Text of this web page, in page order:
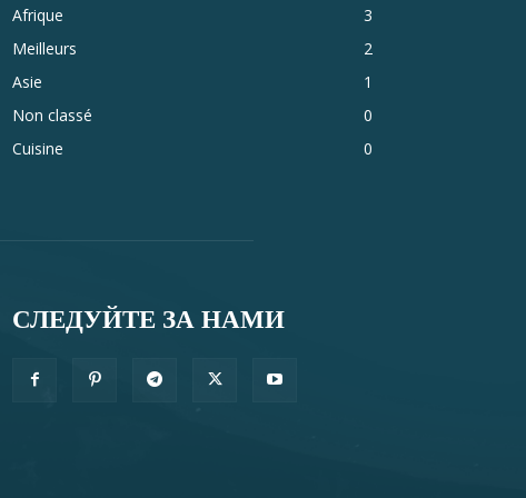
Afrique
3
Meilleurs
2
Asie
1
Non classé
0
Cuisine
0
СЛЕДУЙТЕ ЗА НАМИ